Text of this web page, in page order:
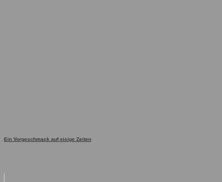
Ein Vorgeschmack auf eisige Zeiten